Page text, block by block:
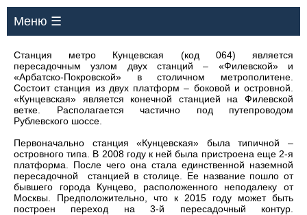
Меню ☰
Станция метро Кунцевская (код 064) является
пересадочным узлом двух станций – «Филевской» и
«Арбатско-Покровской» в столичном метрополитене.
Состоит станция из двух платформ – боковой и островной.
«Кунцевская» является конечной станцией на Филевской
ветке. Располагается частично под путепроводом
Рублевского шоссе.
Первоначально станция «Кунцевская» была типичной –
островного типа. В 2008 году к ней была пристроена еще 2-я
платформа. После чего она стала единственной наземной
пересадочной станцией в столице. Ее название пошло от
бывшего города Кунцево, расположенного неподалеку от
Москвы. Предположительно, что к 2015 году может быть
построен переход на 3-й пересадочный контур.